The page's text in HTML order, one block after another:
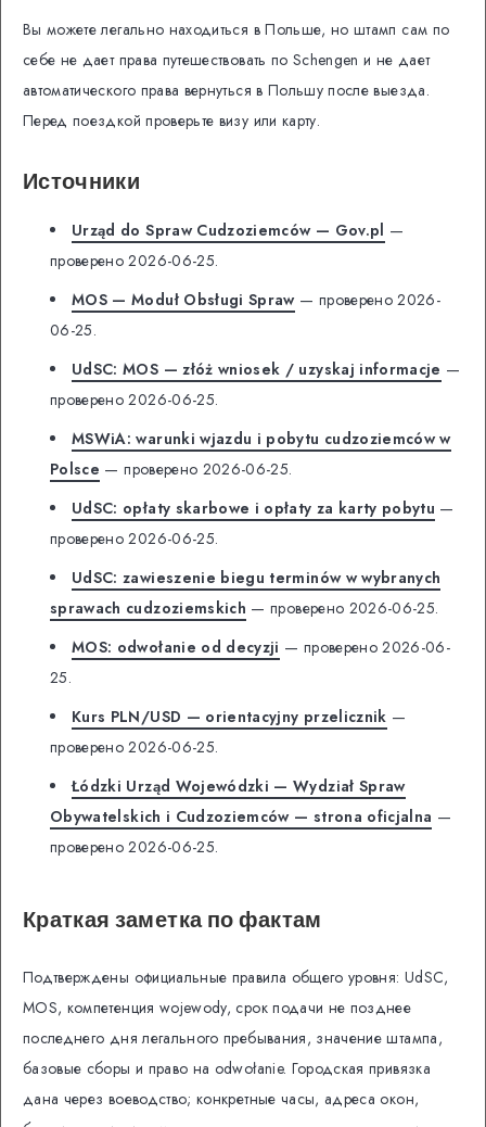
Вы можете легально находиться в Польше, но штамп сам по
себе не дает права путешествовать по Schengen и не дает
автоматического права вернуться в Польшу после выезда.
Перед поездкой проверьте визу или карту.
Источники
Urząd do Spraw Cudzoziemców — Gov.pl —
проверено 2026-06-25.
MOS — Moduł Obsługi Spraw— проверено 2026-
06-25.
UdSC: MOS — złóż wniosek / uzyskaj informacje —
проверено 2026-06-25.
MSWiA: warunki wjazdu i pobytu cudzoziemców w
Polsce — проверено 2026-06-25.
UdSC: opłaty skarbowe i opłaty za karty pobytu —
проверено 2026-06-25.
UdSC: zawieszenie biegu terminów w wybranych
sprawach cudzoziemskich — проверено 2026-06-25.
MOS: odwołanie od decyzji — проверено 2026-06-
25.
Kurs PLN/USD — orientacyjny przelicznik —
проверено 2026-06-25.
Łódzki Urząd Wojewódzki — Wydział Spraw
Obywatelskich i Cudzoziemców — strona oficjalna —
проверено 2026-06-25.
Краткая заметка по фактам
Подтверждены официальные правила общего уровня: UdSC,
MOS, компетенция wojewody, срок подачи не позднее
последнего дня легального пребывания, значение штампа,
базовые сборы и право на odwołanie. Городская привязка
дана через воеводство; конкретные часы, адреса окон,